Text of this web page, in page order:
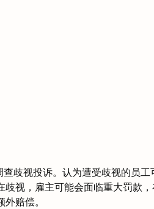
歧视投诉。认为遭受歧视的员工
视，雇主可能会面临重大罚款
赔偿。